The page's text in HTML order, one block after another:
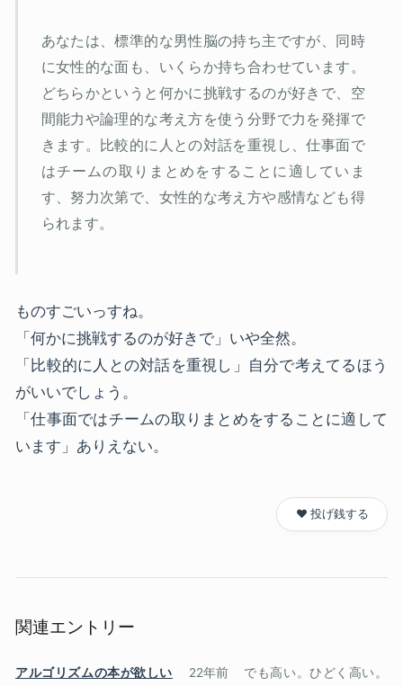
あなたは、標準的な男性脳の持ち主ですが、同時
に女性的な面も、いくらか持ち合わせています。
どちらかというと何かに挑戦するのが好きで、空
間能力や論理的な考え方を使う分野で力を発揮で
きます。比較的に人との対話を重視し、仕事面で
はチームの取りまとめをすることに適していま
す、努力次第で、女性的な考え方や感情なども得
られます。
ものすごいっすね。
「何かに挑戦するのが好きで」いや全然。
「比較的に人との対話を重視し」自分で考えてるほう
がいいでしょう。
「仕事面ではチームの取りまとめをすることに適して
います」ありえない。
❤️ 投げ銭する
関連エントリー
アルゴリズムの本が欲しい 22年前
でも高い。ひどく高い。